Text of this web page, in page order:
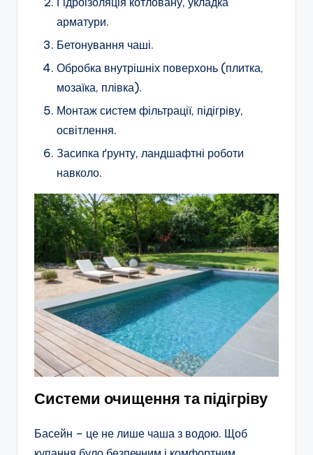
арматури.
Бетонування чаші.
Обробка внутрішніх поверхонь (плитка,
мозаїка, плівка).
Монтаж систем фільтрації, підігріву,
освітлення.
Засипка ґрунту, ландшафтні роботи
навколо.
Системи очищення та підігріву
Басейн – це не лише чаша з водою. Щоб